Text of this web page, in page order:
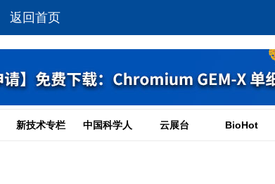
返回首页
新技术专栏 中国科学人 云展台 BioHot